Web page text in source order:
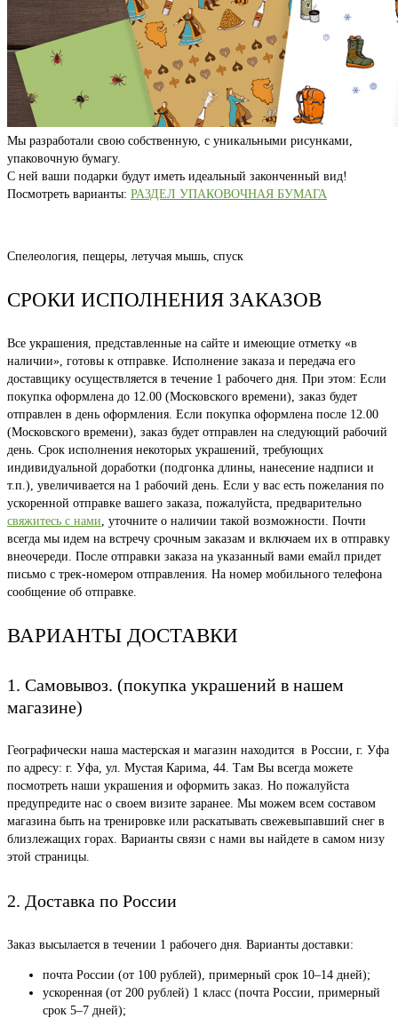
Мы разработали свою собственную, с уникальными рисунками,
упаковочную бумагу.
С ней ваши подарки будут иметь идеальный законченный вид!
Посмотреть варианты: РАЗДЕЛ УПАКОВОЧНАЯ БУМАГА
Спелеология, пещеры, летучая мышь, спуск
СРОКИ ИСПОЛНЕНИЯ ЗАКАЗОВ
Все украшения, представленные на сайте и имеющие отметку «в
наличии», готовы к отправке. Исполнение заказа и передача его
доставщику осуществляется в течение 1 рабочего дня. При этом: Если
покупка оформлена до 12.00 (Московского времени), заказ будет
отправлен в день оформления. Если покупка оформлена после 12.00
(Московского времени), заказ будет отправлен на следующий рабочий
день. Срок исполнения некоторых украшений, требующих
индивидуальной доработки (подгонка длины, нанесение надписи и
т.п.), увеличивается на 1 рабочий день. Если у вас есть пожелания по
ускоренной отправке вашего заказа, пожалуйста, предварительно
свяжитесь с нами, уточните о наличии такой возможности. Почти
всегда мы идем на встречу срочным заказам и включаем их в отправку
внеочереди. После отправки заказа на указанный вами емайл придет
письмо с трек-номером отправления. На номер мобильного телефона
сообщение об отправке.
ВАРИАНТЫ ДОСТАВКИ
1. Самовывоз. (покупка украшений в нашем
магазине)
Географически наша мастерская и магазин находится в России, г. Уфа
по адресу: г. Уфа, ул. Мустая Карима, 44. Там Вы всегда можете
посмотреть наши украшения и оформить заказ. Но пожалуйста
предупредите нас о своем визите заранее. Мы можем всем составом
магазина быть на тренировке или раскатывать свежевыпавший снег в
близлежащих горах. Варианты связи с нами вы найдете в самом низу
этой страницы.
2. Доставка по России
Заказ высылается в течении 1 рабочего дня. Варианты доставки:
почта России (от 100 рублей), примерный срок 10–14 дней);
ускоренная (от 200 рублей) 1 класс (почта России, примерный
срок 5–7 дней);